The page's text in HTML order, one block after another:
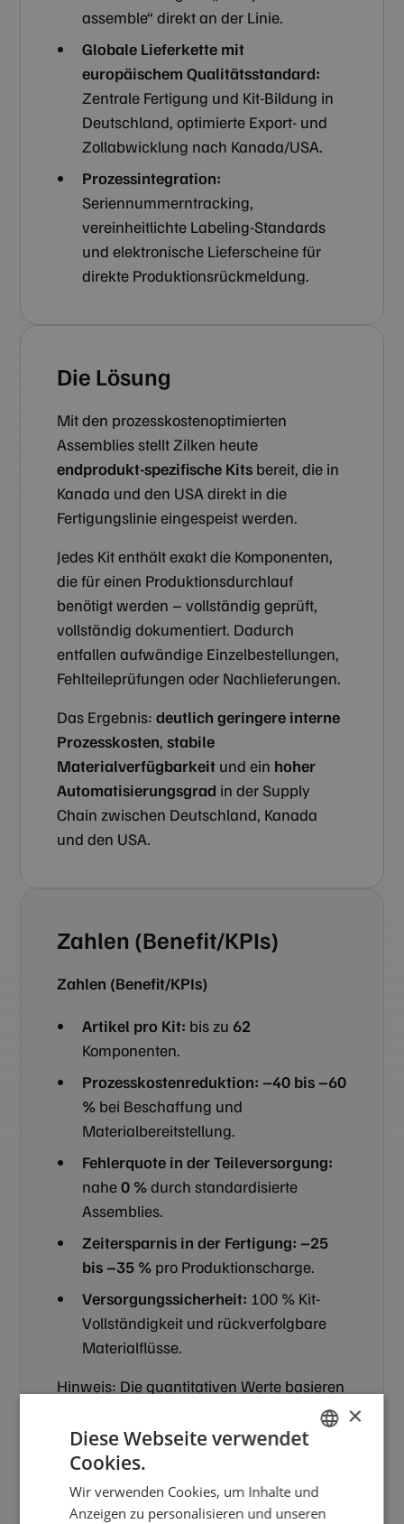
assemble“ direkt an der Linie.
Globale Lieferkette mit
europäischem Qualitätsstandard:
Zentrale Fertigung und Kit-Bildung in
Deutschland, optimierte Export- und
Zollabwicklung nach Kanada/USA.
Prozessintegration:
Seriennummerntracking,
vereinheitlichte Labeling-Standards
und elektronische Lieferscheine für
direkte Produktionsrückmeldung.
Die Lösung
Mit den prozesskostenoptimierten
Assemblies stellt Zilken heute
endprodukt-spezifische Kits bereit, die in
Kanada und den USA direkt in die
Fertigungslinie eingespeist werden.
Jedes Kit enthält exakt die Komponenten,
die für einen Produktionsdurchlauf
benötigt werden – vollständig geprüft,
vollständig dokumentiert. Dadurch
entfallen aufwändige Einzelbestellungen,
Fehlteileprüfungen oder Nachlieferungen.
Das Ergebnis:deutlich geringere interne
Prozesskosten,stabile
Materialverfügbarkeit und ein hoher
Automatisierungsgrad in der Supply
Chain zwischen Deutschland, Kanada
und den USA.
Zahlen (Benefit/KPIs)
Zahlen (Benefit/KPIs)
Artikel pro Kit: bis zu 62
Komponenten.
Prozesskostenreduktion: –40 bis –60
% bei Beschaffung und
Materialbereitstellung.
Fehlerquote in der Teileversorgung:
nahe0 %durch standardisierte
Assemblies.
Zeitersparnis in der Fertigung: –25
bis –35 % pro Produktionscharge.
Versorgungssicherheit: 100 % Kit-
Vollständigkeit und rückverfolgbare
Materialflüsse.
Hinweis: Die quantitativen Werte basieren
konservativen Erfahrungswerten aus
vergleichbaren OEM-Projekten in der
Energie- und Anlagenfertigung.
ENGLISH
×
Diese Webseite verwendet
Cookies.
Wir verwenden Cookies, um Inhalte und
Anzeigen zu personalisieren und unseren